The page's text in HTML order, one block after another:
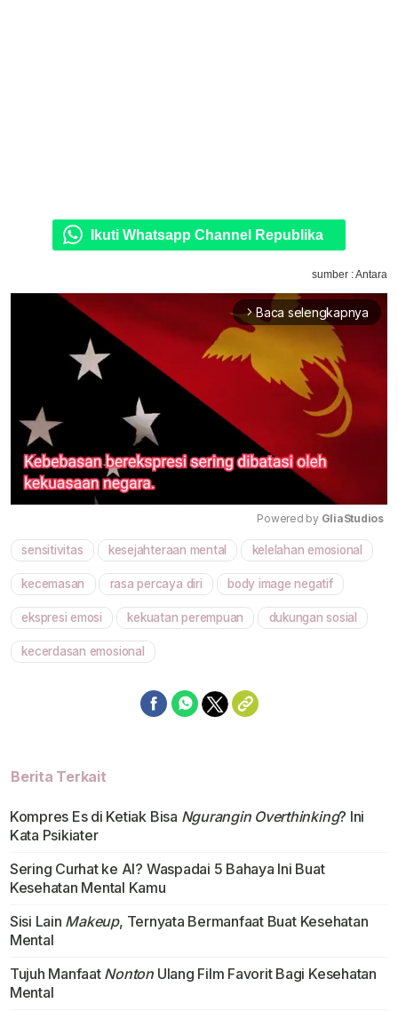
Ikuti Whatsapp Channel Republika
sumber : Antara
arrow_forward_ios Baca selengkapnya
Mute
Powered by GliaStudios
sensitivitas kesejahteraan mental kelelahan emosional
kecemasan rasa percaya diri body image negatif
ekspresi emosi kekuatan perempuan dukungan sosial
kecerdasan emosional
Berita Terkait
Kompres Es di Ketiak Bisa Ngurangin Overthinking? Ini
Kata Psikiater
Sering Curhat ke AI? Waspadai 5 Bahaya Ini Buat
Kesehatan Mental Kamu
Sisi Lain Makeup, Ternyata Bermanfaat Buat Kesehatan
Mental
Tujuh Manfaat Nonton Ulang Film Favorit Bagi Kesehatan
Mental